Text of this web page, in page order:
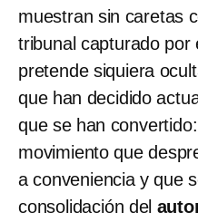
muestran sin caretas
tribunal capturado por
pretende siquiera
que han decidido
que se han
movimiento que
a conveniencia y que
consolidación del